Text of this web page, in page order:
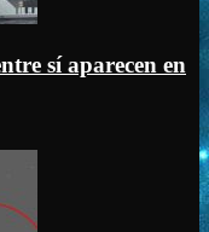
sí aparecen en